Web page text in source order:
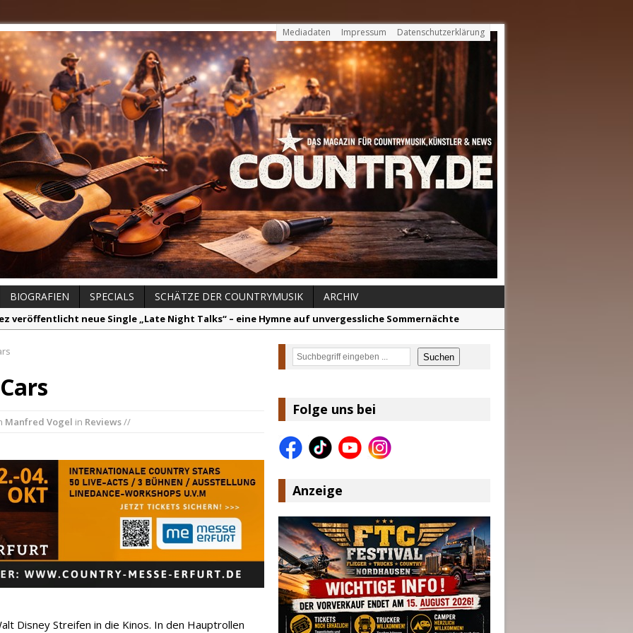
Mediadaten Impressum Datenschutzerklärung
BIOGRAFIEN SPECIALS SCHÄTZE DER COUNTRYMUSIK
ARCHIV
veröffentlicht neue Single „Late Night Talks“ – eine Hymne auf unvergessliche Sommernächte
für Euer Vertrauen: Country.de erreicht täglich rund 10.000 Leser
Musgraves entführt Fans mit neuem Video zu „Mexico Honey“
Faith mit brandneuem Musikvideo zu „Pearl Handled Pistol“
Langley schreibt Musikgeschichte: „Choosin‘ Texas“ gehört zu den größten Hits aller Zeiten
Manfred Vogel in Reviews//
Disney Streifen in die Kinos. In den Hauptrollen
Suchen Suchen
Folge uns bei
Anzeige